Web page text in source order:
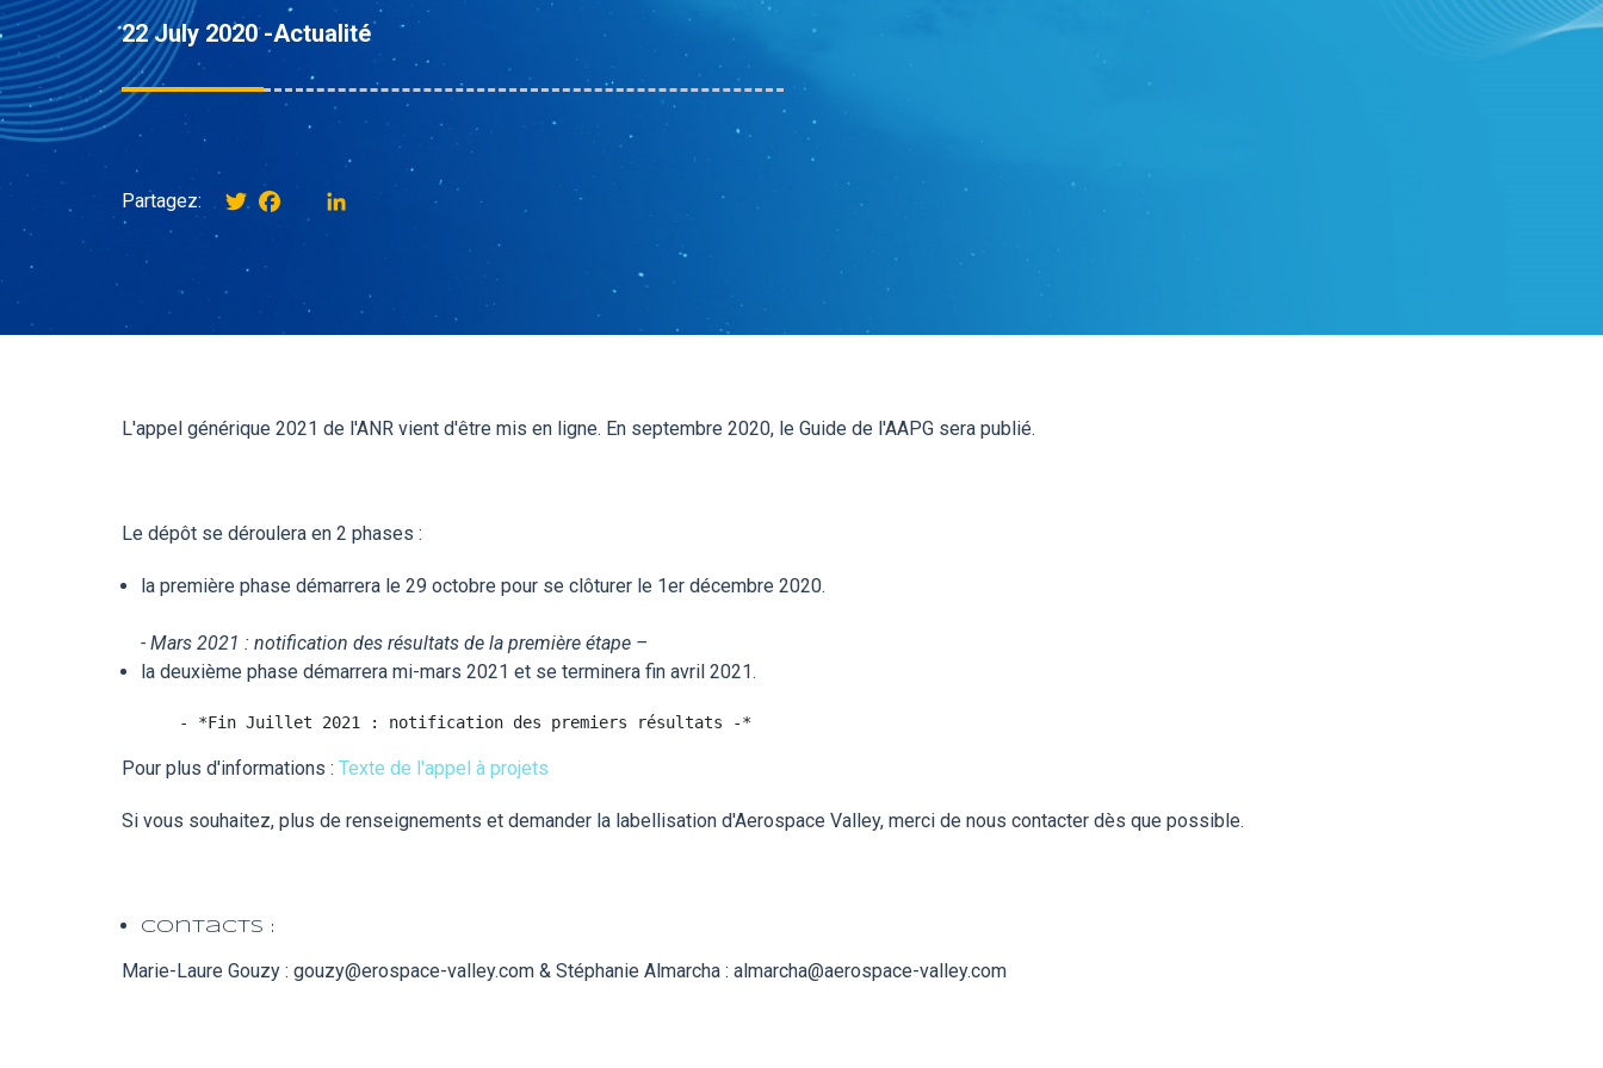
22 July 2020 -Actualité
Partagez: TwitterFacebookinstagram
L'appel générique 2021 de l'ANR vient d'être mis en ligne. En septembre 2020, le Guide de l'AAPG sera publié.
Le dépôt se déroulera en 2 phases :
la première phase démarrera le 29 octobre pour se clôturer le 1er décembre 2020.
- Mars 2021 : notification des résultats de la première étape –
la deuxième phase démarrera mi-mars 2021 et se terminera fin avril 2021.
Pour plus d'informations : Texte de l'appel à projets
Si vous souhaitez, plus de renseignements et demander la labellisation d'Aerospace Valley, merci de nous contacter dès que possible.
Contacts :
Marie-Laure Gouzy : gouzy@erospace-valley.com & Stéphanie Almarcha : almarcha@aerospace-valley.com